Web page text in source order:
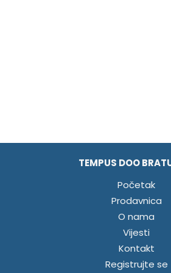
TEMPUS DOO
Početak
Prodavnica
O nama
Vijesti
Kontakt
Registrujte se